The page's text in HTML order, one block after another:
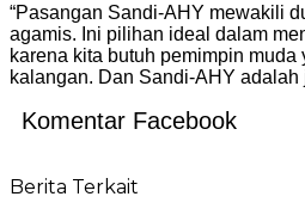
“Pasangan Sandi-AHY mewakili
agamis. Ini pilihan ideal dalam
karena kita butuh pemimpin
kalangan. Dan Sandi-AHY adalah
Komentar Facebook
Berita Terkait